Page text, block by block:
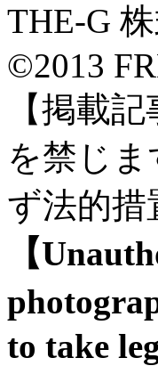
THE-G
©2013
【掲載
を禁じ
ず法的
【
to take